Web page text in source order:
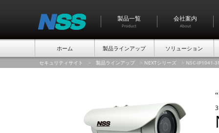
製品一覧
Product
会社案内
About
ホーム 製品ラインアップ ソリューション
セキュリティサイト > 製品ラインアップ > NEXTシリーズ > NSC-IP1041-
“